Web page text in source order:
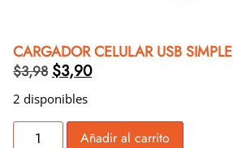
CARGADOR CELULAR USB SIMPLE
$3,98 $3,90
2 disponibles
Añadir al carrito